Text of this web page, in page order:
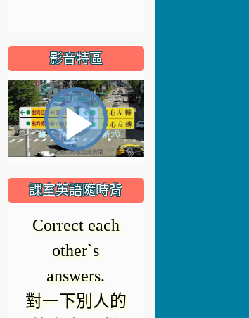
影音特區
視
頻
放
器
正
在
載
入。
播
放
影
課室英語隨時背
Please turn on
the light and
fans.
請開燈和電扇.